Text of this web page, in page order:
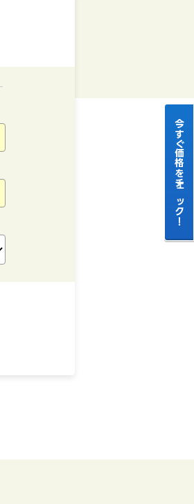
今すぐ価格をチェック！